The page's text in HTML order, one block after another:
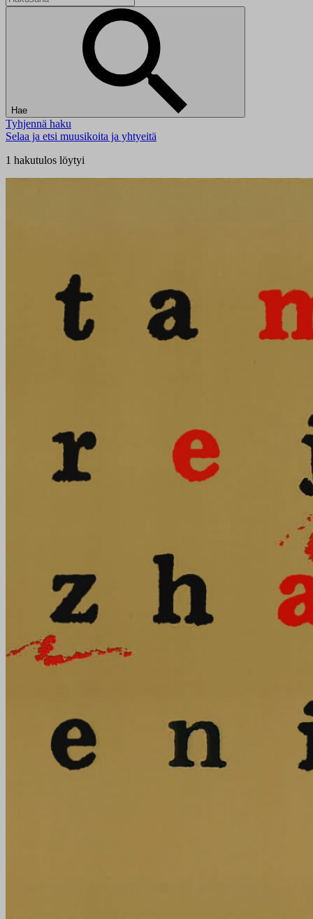
Hae
Tyhjennä haku
Selaa ja etsi muusikoita ja yhtyeitä
1 hakutulos löytyi